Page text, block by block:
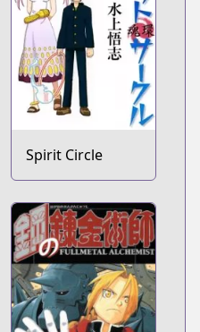
Spirit Circle